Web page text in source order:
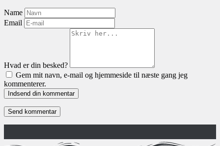
Name
Email
Hvad er din besked?
Gem mit navn, e-mail og hjemmeside til næste gang jeg
kommenterer.
Indsend din kommentar